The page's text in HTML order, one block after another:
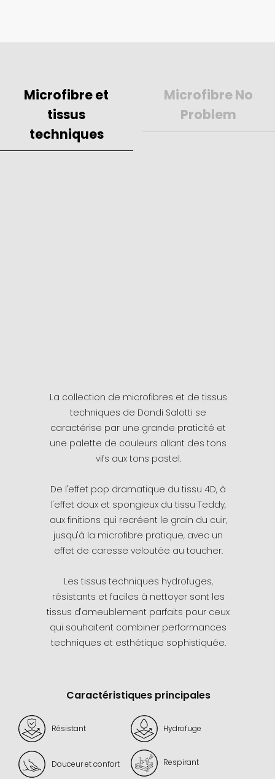
Microfibre et
tissus
techniques
Microfibre No
Problem
La collection de microfibres et de tissus
techniques de Dondi Salotti se
caractérise par une grande praticité et
une palette de couleurs allant des tons
vifs aux tons pastel.
De l'effet pop dramatique du tissu 4D, à
l'effet doux et spongieux du tissu Teddy,
aux finitions qui recréent le grain du cuir,
jusqu'à la microfibre pratique, avec un
effet de caresse veloutée au toucher.
Les tissus techniques hydrofuges,
résistants et faciles à nettoyer sont les
tissus d'ameublement parfaits pour ceux
qui souhaitent combiner performances
techniques et esthétique sophistiquée.
Caractéristiques principales
Hydrofuge
Douceur et confort
Résistant
Respirant